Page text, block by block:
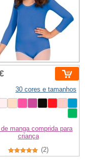
30 cores e tamanhos
manga comprida para
criança
(2)